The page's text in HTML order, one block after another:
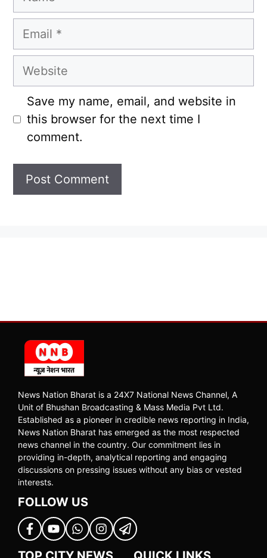
Email
Website
Save my name, email, and website in
this browser for the next time I
comment.
News Nation Bharat is a 24X7 National News Channel, A
Unit of Bhushan Broadcasting & Mass Media Pvt Ltd.
Established as a pioneer in credible news reporting in India,
News Nation Bharat has emerged as the most respected
news channel in the country. Our commitment lies in
providing in-depth, analytical reporting and engaging
discussions on pressing issues without any bias or vested
interests.
FOLLOW US